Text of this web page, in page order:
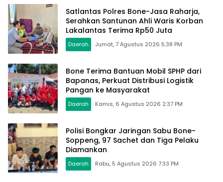
Satlantas Polres Bone-Jasa Raharja,
Serahkan Santunan Ahli Waris Korban
Lakalantas Terima Rp50 Juta
Daerah Jumat, 7 Agustus 2026 5:38 PM
Bone Terima Bantuan Mobil SPHP dari
Bapanas, Perkuat Distribusi Logistik
Pangan ke Masyarakat
Daerah Kamis, 6 Agustus 2026 2:37 PM
Polisi Bongkar Jaringan Sabu Bone-
Soppeng, 97 Sachet dan Tiga Pelaku
Diamankan
Daerah Rabu, 5 Agustus 2026 7:33 PM